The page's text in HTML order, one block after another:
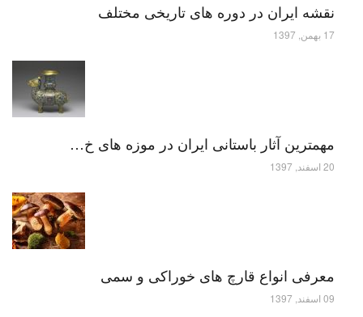
نقشه ایران در دوره های تاریخی مختلف
17 بهمن, 1397
مهمترین آثار باستانی ایران در موزه های خ…
20 اسفند, 1397
معرفی انواع قارچ های خوراکی و سمی
09 اسفند, 1397